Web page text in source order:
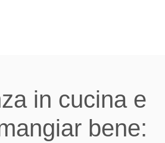
in cucina e
bene: